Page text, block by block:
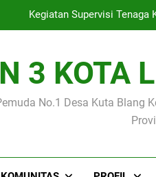
Membanggakan Siswa MIN 3
Empat
Kegiatan Supervisi Tenaga
3 KOTA
No.1 Desa Kuta Blang